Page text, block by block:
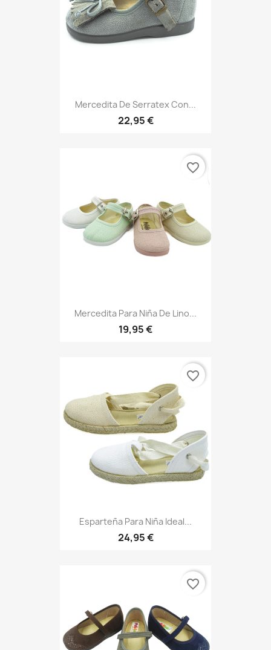
Mercedita De Serratex Con...
22,95 €
Mercedita Para Niña De Lino...
19,95 €
favorite_border
Esparteña Para Niña Ideal...
24,95 €
favorite_border
favorite_border